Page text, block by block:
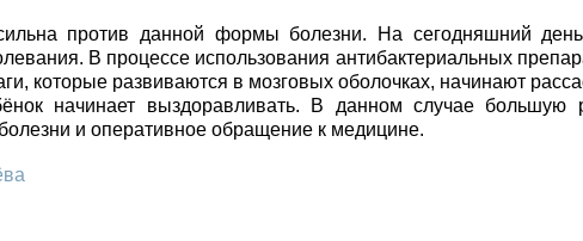
против данной формы болезни. На сегодняшний
В процессе использования антибактериальных
которые развиваются в мозговых оболочках, начинают
начинает выздоравливать. В данном случае большую
и оперативное обращение к медицине.